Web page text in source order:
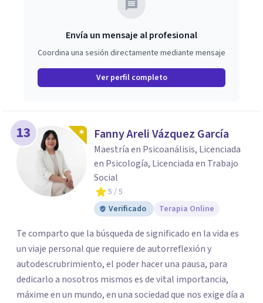
Envía un mensaje al profesional
Coordina una sesión directamente mediante mensaje
Ver perfil completo
13 Fanny Areli Vázquez García
Maestría en Psicoanálisis, Licenciada
en Psicología, Licenciada en Trabajo
Social
5 / 5
Verificado
Terapia Online
Te comparto que la búsqueda de significado en la vida es
un viaje personal que requiere de autorreflexión y
autodescrubrimiento, el poder hacer una pausa, para
dedicarlo a nosotros mismos es de vital importancia,
máxime en un mundo, en una sociedad que nos exige día a